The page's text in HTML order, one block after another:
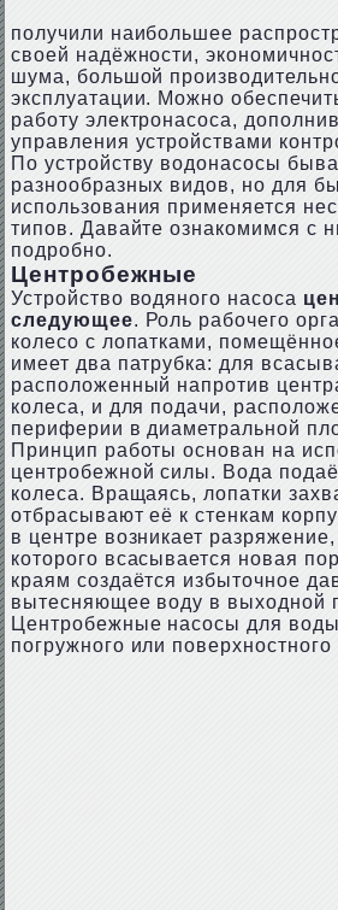
получили наибольшее
своей надёжности,
шума, большой
эксплуатации. Можно
работу электронасоса,
управления устройствами
По устройству водонасосы
разнообразных видов, но для
использования применяется
типов. Давайте ознакомимся с
подробно.
Центробежные
Устройство водяного насоса
следующее. Роль рабочего
колесо с лопатками,
имеет два патрубка: для
расположенный напротив
колеса, и для подачи,
периферии в диаметральной
Принцип работы основан на
центробежной силы. Вода
колеса. Вращаясь, лопатки
отбрасывают её к стенкам
в центре возникает
которого всасывается новая
краям создаётся избыточное
вытесняющее воду в выходной
Центробежные насосы для
погружного или